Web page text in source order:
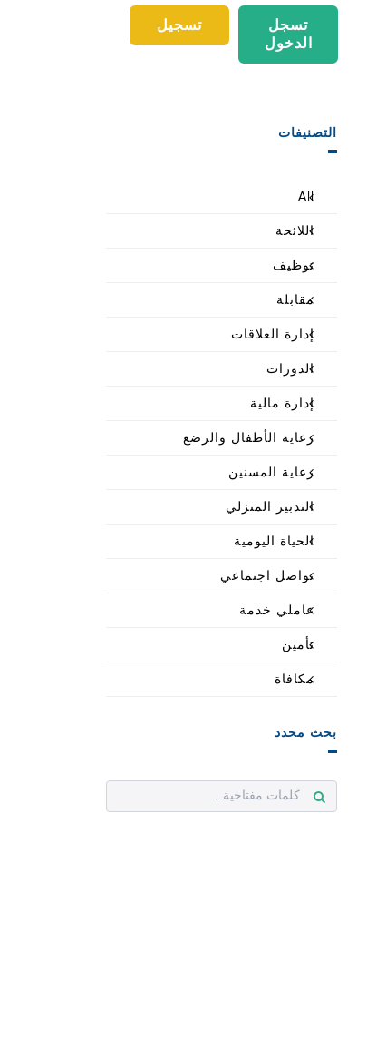
تسجيل
تسجل
الدخول
التصنيفات
All
اللائحة
توظيف
مقابلة
إدارة العلاقات
الدورات
إدارة مالية
رعاية الأطفال والرضع
رعاية المسنين
التدبير المنزلي
الحياة اليومية
تواصل اجتماعي
عاملي خدمة
تأمين
مكافاة
بحث محدد